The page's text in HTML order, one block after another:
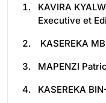
KAVIRA
Executive et
KASEREKA
MAPENZI
KASEREKA